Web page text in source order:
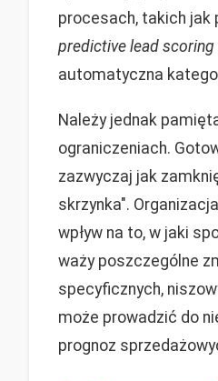
procesach, takich jak
predictive lead scoring
automatyczna
Należy jednak
ograniczeniach.
zazwyczaj jak
skrzynka".
wpływ na to, w jaki
waży poszczególne
specyficznych,
może prowadzić do
prognoz